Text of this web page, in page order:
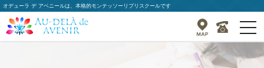
オデューラ デ アベニールは、本格的モンテッソーリプリスクールです